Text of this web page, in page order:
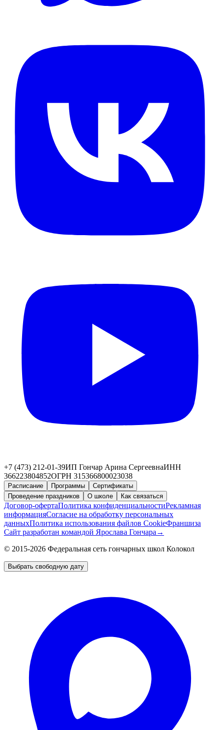
+7 (473) 212-01-39ИП Гончар Арина СергеевнаИНН
366223804852ОГРН 315366800023038
Расписание Программы
Сертификаты
Проведение праздников
О школе Как связаться
Договор-офертаПолитика конфиденциальностиРекламная
информацияСогласие на обработку персональных
данныхПолитика использования файлов CookieФраншиза
Сайт разработан командой Ярослава Гончара →
© 2015-2026 Федеральная сеть гончарных школ Колокол
Выбрать свободную дату